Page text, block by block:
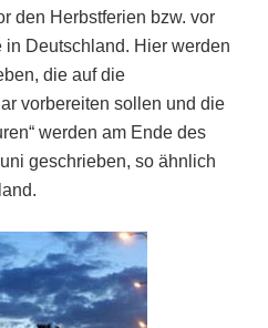
den Herbstferien bzw. vor
Deutschland. Hier werden
die auf die
vorbereiten sollen und die
werden am Ende des
geschrieben, so ähnlich